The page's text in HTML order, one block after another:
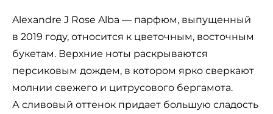
Alexandre J Rose Alba — парфюм, выпущенный
в 2019 году, относится к цветочным, восточным
букетам. Верхние ноты раскрываются
персиковым дождем, в котором ярко сверкают
молнии свежего и цитрусового бергамота.
А сливовый оттенок придает большую сладость